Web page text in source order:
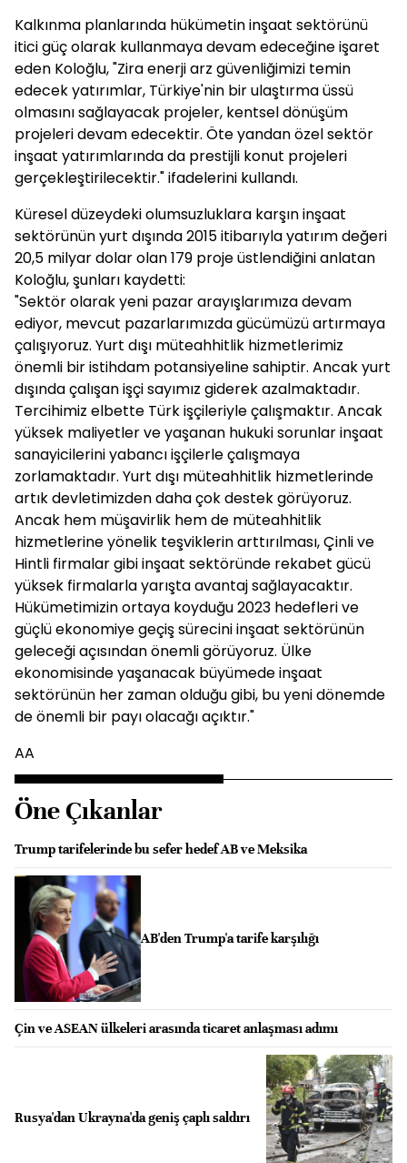
Kalkınma planlarında hükümetin inşaat sektörünü
itici güç olarak kullanmaya devam edeceğine işaret
eden Koloğlu, "Zira enerji arz güvenliğimizi temin
edecek yatırımlar, Türkiye'nin bir ulaştırma üssü
olmasını sağlayacak projeler, kentsel dönüşüm
projeleri devam edecektir. Öte yandan özel sektör
inşaat yatırımlarında da prestijli konut projeleri
gerçekleştirilecektir." ifadelerini kullandı.
Küresel düzeydeki olumsuzluklara karşın inşaat
sektörünün yurt dışında 2015 itibarıyla yatırım değeri
20,5 milyar dolar olan 179 proje üstlendiğini anlatan
Koloğlu, şunları kaydetti:
"Sektör olarak yeni pazar arayışlarımıza devam
ediyor, mevcut pazarlarımızda gücümüzü artırmaya
çalışıyoruz. Yurt dışı müteahhitlik hizmetlerimiz
önemli bir istihdam potansiyeline sahiptir. Ancak yurt
dışında çalışan işçi sayımız giderek azalmaktadır.
Tercihimiz elbette Türk işçileriyle çalışmaktır. Ancak
yüksek maliyetler ve yaşanan hukuki sorunlar inşaat
sanayicilerini yabancı işçilerle çalışmaya
zorlamaktadır. Yurt dışı müteahhitlik hizmetlerinde
artık devletimizden daha çok destek görüyoruz.
Ancak hem müşavirlik hem de müteahhitlik
hizmetlerine yönelik teşviklerin arttırılması, Çinli ve
Hintli firmalar gibi inşaat sektöründe rekabet gücü
yüksek firmalarla yarışta avantaj sağlayacaktır.
Hükümetimizin ortaya koyduğu 2023 hedefleri ve
güçlü ekonomiye geçiş sürecini inşaat sektörünün
geleceği açısından önemli görüyoruz. Ülke
ekonomisinde yaşanacak büyümede inşaat
sektörünün her zaman olduğu gibi, bu yeni dönemde
de önemli bir payı olacağı açıktır."
AA
Öne Çıkanlar
Trump tarifelerinde bu sefer hedef AB ve Meksika
AB'den Trump'a tarife karşılığı
Çin ve ASEAN ülkeleri arasında ticaret anlaşması adımı
Rusya'dan Ukrayna'da geniş çaplı saldırı